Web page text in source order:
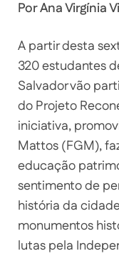
Por Ana Virgínia
A partir desta
320 estudantes
Salvador vão
do Projeto
iniciativa,
Mattos (FGM),
educação
sentimento de
história da
monumentos
lutas pela